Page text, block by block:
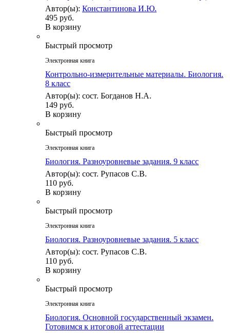
Автор(ы): Константинова И.Ю.
495 руб.
В корзину
Быстрый просмотр
Электронная книга
Контрольно-измерительные материалы. Биология.
8 класс
Автор(ы): сост. Богданов Н.А.
149 руб.
В корзину
Быстрый просмотр
Электронная книга
Биология. Разноуровневые задания. 9 класс
Автор(ы): сост. Рупасов С.В.
110 руб.
В корзину
Быстрый просмотр
Электронная книга
Биология. Разноуровневые задания. 5 класс
Автор(ы): сост. Рупасов С.В.
110 руб.
В корзину
Быстрый просмотр
Электронная книга
Биология. Основной государственный экзамен.
Готовимся к итоговой аттестации